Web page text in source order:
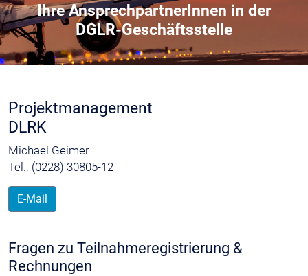
Ihre AnsprechpartnerInnen in der
DGLR-Geschäftsstelle
Projektmanagement
DLRK
Michael Geimer
Tel.: (0228) 30805-12
E-Mail
Fragen zu Teilnahmeregistrierung &
Rechnungen